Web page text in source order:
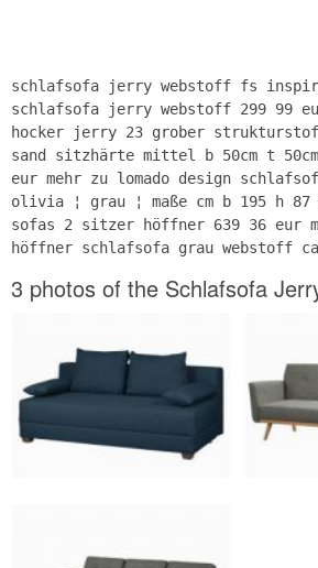
schlafsofa jerry webstoff fs inspire
schlafsofa jerry webstoff 299 99
hocker jerry 23 grober
sand sitzhärte mittel b 50cm t 50cm
eur mehr zu lomado design
olivia ¦ grau ¦ maße cm b 195 h
sofas 2 sitzer höffner 639 36 eur
höffner schlafsofa grau webstoff
3 photos of the Schlafsofa